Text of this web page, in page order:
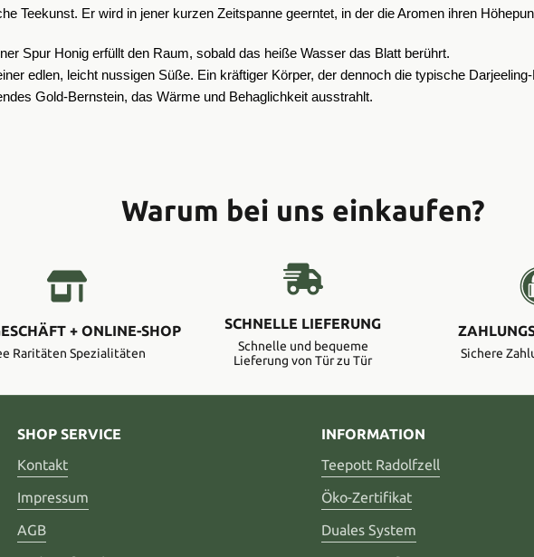
Teekunst. Er wird in jener kurzen Zeitspanne geerntet, in der die Aromen ihren
Spur Honig erfüllt den Raum, sobald das heiße Wasser das Blatt berührt.
edlen, leicht nussigen Süße. Ein kräftiger Körper, der dennoch die typische
Gold-Bernstein, das Wärme und Behaglichkeit ausstrahlt.
Warum bei uns einkaufen?
+ ONLINE-SHOP
Raritäten Spezialitäten
SCHNELLE LIEFERUNG
Schnelle und bequeme
Lieferung von Tür zu Tür
Sichere
SHOP SERVICE
Kontakt
Impressum
AGB
INFORMATION
Teepott Radolfzell
Öko-Zertifikat
Duales System